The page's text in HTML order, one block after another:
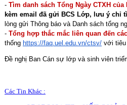
- Tìm danh sách Tổng Ngày CTXH của
kèm email đã gửi BCS Lớp, lưu ý chỉ
lòng gửi Thông báo và Danh sách tổng
- Tổng hợp thắc mắc liên quan đến
thống https://faq.uel.edu.vn/ctsv/ với tiêu
Đề nghị Ban Cán sự lớp và sinh viên
Các Tin Khác :